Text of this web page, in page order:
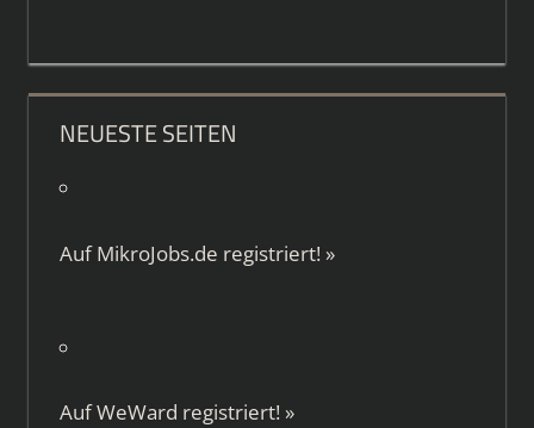
NEUESTE SEITEN
AufMikroJobs.de registriert! »
AufWeWard registriert! »